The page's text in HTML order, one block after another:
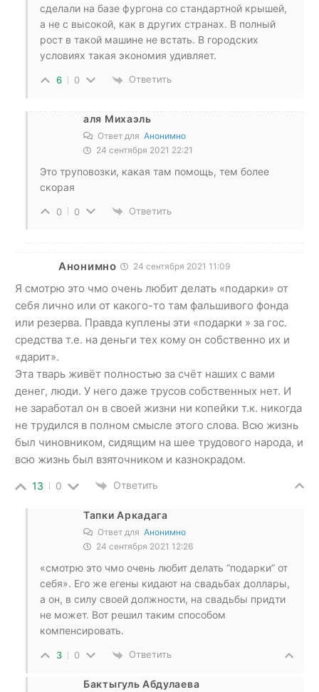
сделали на базе фургона со стандартной крышей,
а не с высокой, как в других странах. В полный
рост в такой машине не встать. В городских
условиях такая экономия удивляет.
6 0 Ответить
аля Михаэль
Ответ для Анонимно
24 сентября 2021 22:21
Это труповозки, какая там помощь, тем более
скорая
0 0 Ответить
Анонимно 24 сентября 2021 11:09
Я смотрю это чмо очень любит делать «подарки» от
себя лично или от какого-то там фальшивого фонда
или резерва. Правда куплены эти «подарки » за гос.
средства т.е. на деньги тех кому он собственно их и
«дарит».
Эта тварь живёт полностью за счёт наших с вами
денег, люди. У него даже трусов собственных нет. И
не заработал он в своей жизни ни копейки т.к. никогда
не трудился в полном смысле этого слова. Всю жизнь
был чиновником, сидящим на шее трудового народа, и
всю жизнь был взяточником и казнокрадом.
13 0 Ответить
Тапки Аркадага
Ответ для Анонимно
24 сентября 2021 12:26
«смотрю это чмо очень любит делать “подарки” от
себя». Его же егены кидают на свадьбах доллары,
а он, в силу своей должности, на свадьбы придти
не может. Вот решил таким способом
компенсировать.
3 0 Ответить
Бактыгуль Абдулаева